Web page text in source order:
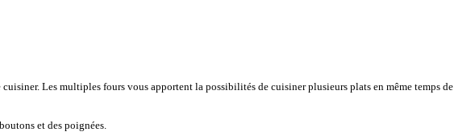
Les multiples fours vous apportent la possibilités de cuisiner plusieurs plats en même temps de
et des poignées.